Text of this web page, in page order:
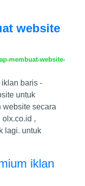
website
membuat-website-
iklan baris -
untuk
website secara
,
lagi. untuk
iklan